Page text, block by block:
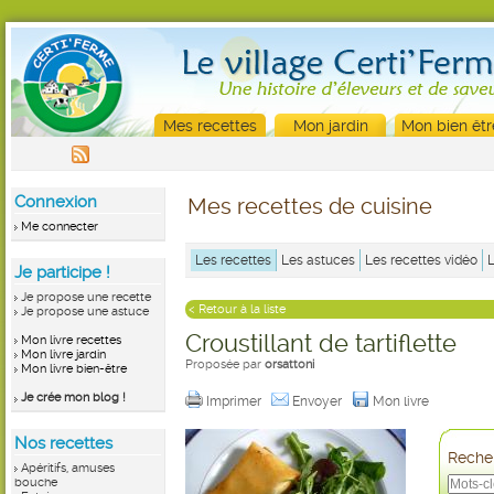
Mes recettes Mon jardin Mon bien
Connexion
Me connecter
Je participe !
Je propose une recette
Je propose une astuce
Mon livre recettes
Mon livre jardin
Mon livre bien-être
Je crée mon blog !
Nos recettes
Apéritifs, amuses
bouche
Mes recettes de cuisine
Les recettes Les astuces Les recettes vidéo
< Retour à la liste
Croustillant de tartiflette
Proposée par orsattoni
Imprimer Envoyer Mon livre